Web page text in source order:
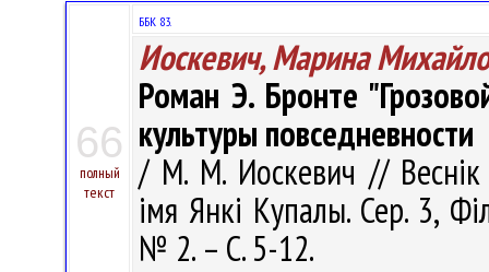
66
полный
текст
ББК 83.
Иоскевич, Марина
Роман Э. Бронте
культуры повседневности
/ М. М. Иоскевич // Веснік
імя Янкі Купалы. Сер. 3,
№ 2. – С. 5-12.